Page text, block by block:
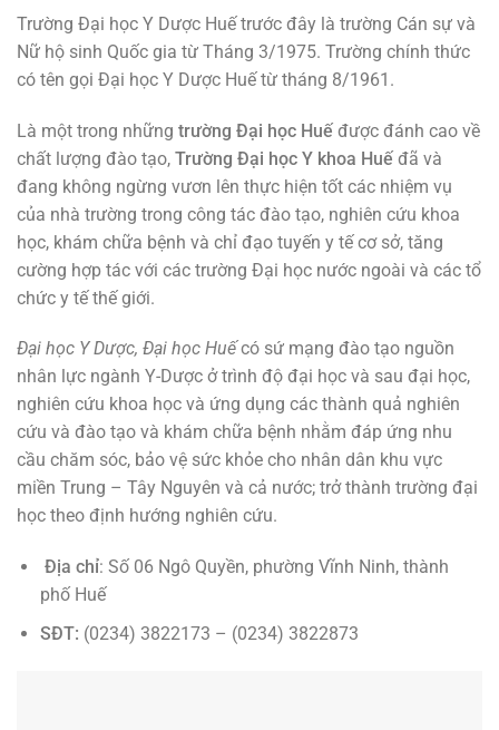
Trường Đại học Y Dược Huế trước đây là trường Cán sự và
Nữ hộ sinh Quốc gia từ Tháng 3/1975. Trường chính thức
có tên gọi Đại học Y Dược Huế từ tháng 8/1961.
Là một trong những trường Đại học Huế được đánh cao về
chất lượng đào tạo, Trường Đại học Y khoa Huế đã và
đang không ngừng vươn lên thực hiện tốt các nhiệm vụ
của nhà trường trong công tác đào tạo, nghiên cứu khoa
học, khám chữa bệnh và chỉ đạo tuyến y tế cơ sở, tăng
cường hợp tác với các trường Đại học nước ngoài và các tổ
chức y tế thế giới.
Đại học Y Dược, Đại học Huếcó sứ mạng đào tạo nguồn
nhân lực ngành Y-Dược ở trình độ đại học và sau đại học,
nghiên cứu khoa học và ứng dụng các thành quả nghiên
cứu và đào tạo và khám chữa bệnh nhằm đáp ứng nhu
cầu chăm sóc, bảo vệ sức khỏe cho nhân dân khu vực
miền Trung – Tây Nguyên và cả nước; trở thành trường đại
học theo định hướng nghiên cứu.
Địa chỉ: Số 06 Ngô Quyền, phường Vĩnh Ninh, thành
phố Huế
SĐT: (0234) 3822173 – (0234) 3822873